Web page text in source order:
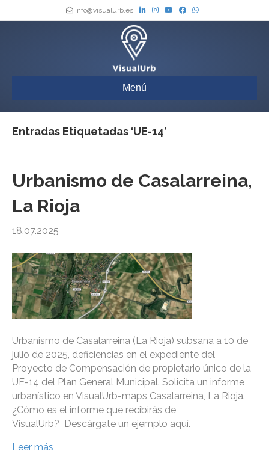
info@visualurb.es
Menú
Entradas Etiquetadas ‘UE-14’
Urbanismo de Casalarreina,
La Rioja
18.07.2025
Urbanismo de Casalarreina (La Rioja) subsana a 10 de
julio de 2025, deficiencias en el expediente del
Proyecto de Compensación de propietario único de la
UE-14 del Plan General Municipal. Solicita un informe
urbanístico en VisualUrb-maps Casalarreina, La Rioja.
¿Cómo es el informe que recibirás de
VisualUrb? Descárgate un ejemplo aquí.
Leer más